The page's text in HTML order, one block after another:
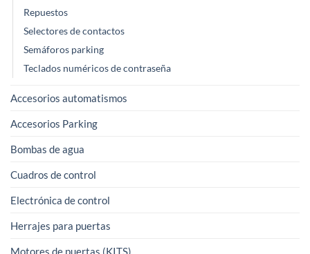
Repuestos
Selectores de contactos
Semáforos parking
Teclados numéricos de contraseña
Accesorios automatismos
Accesorios Parking
Bombas de agua
Cuadros de control
Electrónica de control
Herrajes para puertas
Motores de puertas (KITS)